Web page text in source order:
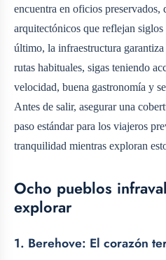
encuentra en oficios preservados,
arquitectónicos que reflejan
último, la infraestructura
rutas habituales, sigas teniendo
velocidad, buena gastronomía y
Antes de salir, asegurar una
paso estándar para los viajeros
tranquilidad mientras exploran
Ocho pueblos
explorar
1. Berehove: El corazón